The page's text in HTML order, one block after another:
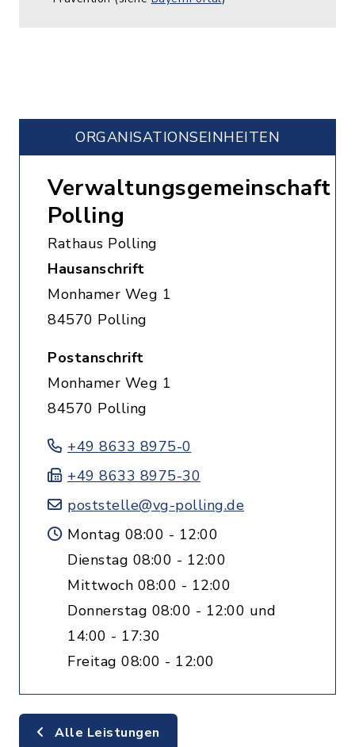
ORGANISATIONS­EINHEITEN
Verwaltungsgemeinschaft
Polling
Rathaus Polling
Hausanschrift
Monhamer Weg 1
84570 Polling
Postanschrift
Monhamer Weg 1
84570 Polling
+49 8633 8975-0
+49 8633 8975-30
poststelle@vg-polling.de
Montag 08:00 - 12:00
Dienstag 08:00 - 12:00
Mittwoch 08:00 - 12:00
Donnerstag 08:00 - 12:00 und
14:00 - 17:30
Freitag 08:00 - 12:00
Alle Leistungen